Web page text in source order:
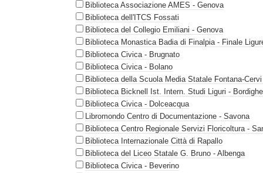
Biblioteca Associazione AMES - Genova
Biblioteca dell'ITCS Fossati
Biblioteca del Collegio Emiliani - Genova
Biblioteca Monastica Badia di Finalpia - Finale
Biblioteca Civica - Brugnato
Biblioteca Civica - Bolano
Biblioteca della Scuola Media Statale Fontana-
Biblioteca Bicknell Ist. Intern. Studi Liguri -
Biblioteca Civica - Dolceacqua
Libromondo Centro di Documentazione - Savona
Biblioteca Centro Regionale Servizi Floricoltura -
Biblioteca Internazionale Città di Rapallo
Biblioteca del Liceo Statale G. Bruno - Albenga
Biblioteca Civica - Beverino